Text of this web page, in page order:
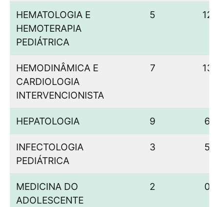
HEMATOLOGIA E
HEMOTERAPIA
PEDIÁTRICA
5 12
HEMODINÂMICA E
CARDIOLOGIA
INTERVENCIONISTA
7 13
HEPATOLOGIA 9 6
INFECTOLOGIA
PEDIÁTRICA
3 5
MEDICINA DO
ADOLESCENTE
2 0